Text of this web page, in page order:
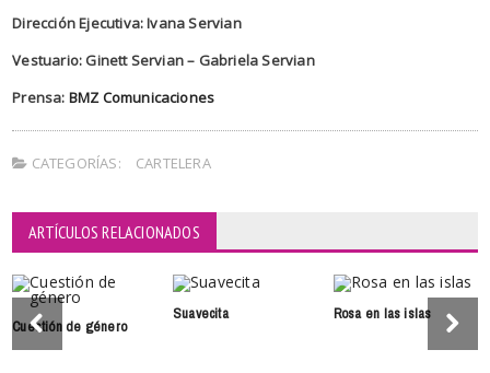
Dirección Ejecutiva: Ivana Servian
Vestuario: Ginett Servian – Gabriela Servian
Prensa: BMZ Comunicaciones
CATEGORÍAS: CARTELERA
ARTÍCULOS RELACIONADOS
Cuestión de género
Suavecita Rosa en las islas